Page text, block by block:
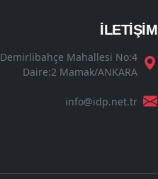
İLETİŞİM
Demirlibahçe Mahallesi No:4
Daire:2 Mamak/ANKARA
info@idp.net.tr